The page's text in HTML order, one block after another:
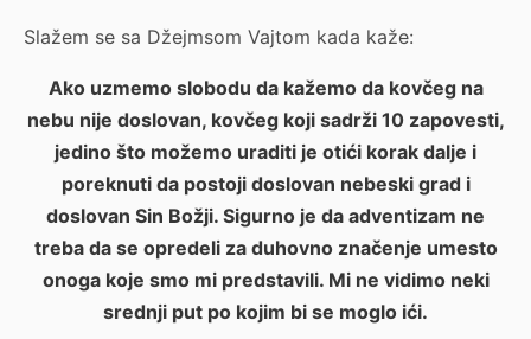
Slažem se sa Džejmsom Vajtom kada kaže:
Ako uzmemo slobodu da kažemo da kovčeg na
nebu nije doslovan, kovčeg koji sadrži 10 zapovesti,
jedino što možemo uraditi je otići korak dalje i
poreknuti da postoji doslovan nebeski grad i
doslovan Sin Božji. Sigurno je da adventizam ne
treba da se opredeli za duhovno značenje umesto
onoga koje smo mi predstavili. Mi ne vidimo neki
srednji put po kojim bi se moglo ići.